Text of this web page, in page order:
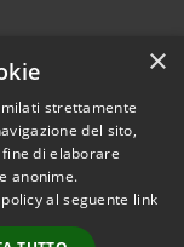
© 2026 • Comune di
• Powered by
×
strettamente
del sito,
di elaborare
anonime.
al seguente link